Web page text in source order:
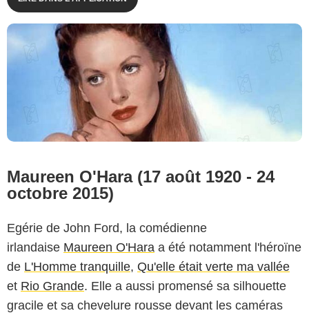
Maureen O'Hara (17 août 1920 - 24
octobre 2015)
Egérie de John Ford, la comédienne
irlandaise Maureen O'Hara a été notamment l'héroïne
de L'Homme tranquille, Qu'elle était verte ma vallée
et Rio Grande. Elle a aussi promensé sa silhouette
gracile et sa chevelure rousse devant les caméras